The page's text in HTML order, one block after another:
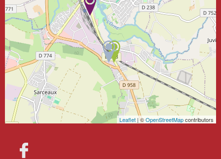
Leaflet | ©OpenStreetMapcontributors